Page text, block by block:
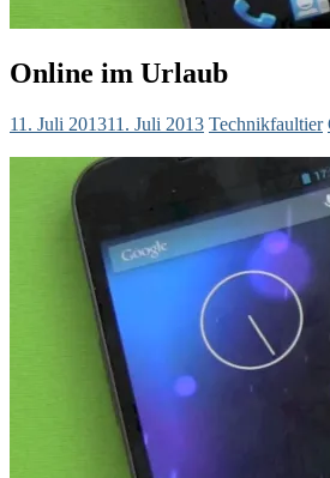
Online im Urlaub
11. Juli 201311. Juli 2013 Technikfaultier